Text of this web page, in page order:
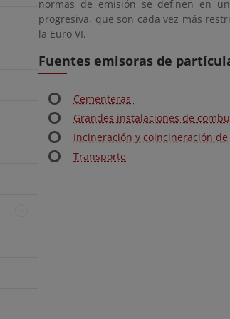
normas de emisión se definen en
progresiva, que son cada vez más
la Euro VI.
Fuentes emisoras de
Cementeras
Grandes instalaciones de
Incineración y coincineración
Transporte